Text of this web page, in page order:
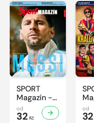
SPORT
Magazín -
32/2026
od
32 Kč
od
32